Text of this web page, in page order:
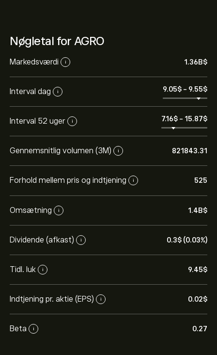
Nøgletal for AGRO
Markedsværdi i 1.36B‎$‎
Interval dag i 9.05‎$‎ - 9.55‎$‎
Interval 52 uger i 7.16‎$‎ - 15.87‎$‎
Gennemsnitlig volumen (3M) i 821843.31
Forhold mellem pris og indtjening i 525
Omsætning i 1.4B‎$‎
Dividende (afkast) i 0.3‎$‎ (0.03%)
Tidl. luk i 9.45‎$‎
Indtjening pr. aktie (EPS) i 0.02‎$‎
Beta i 0.27